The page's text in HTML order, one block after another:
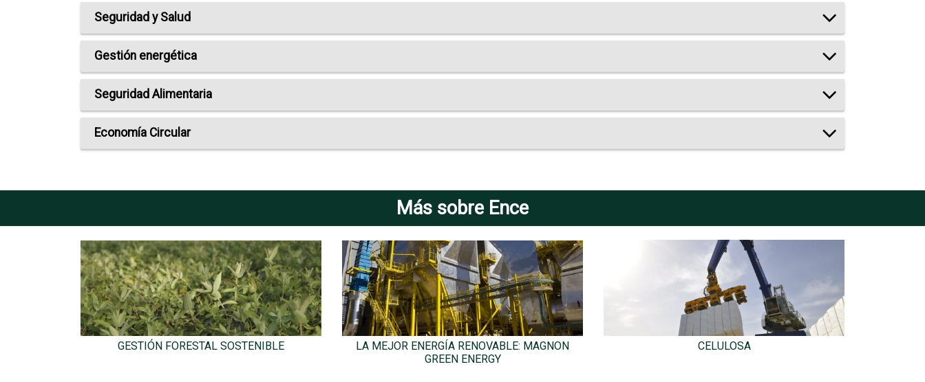
Seguridad y Salud
Gestión energética
Seguridad Alimentaria
Economía Circular
Más sobre Ence
GESTIÓN FORESTAL SOSTENIBLE
LA MEJOR ENERGÍA RENOVABLE: MAGNON
GREEN ENERGY
CELULOSA